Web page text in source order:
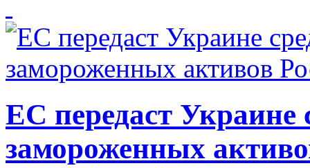
ЕС передаст Украине
замороженных